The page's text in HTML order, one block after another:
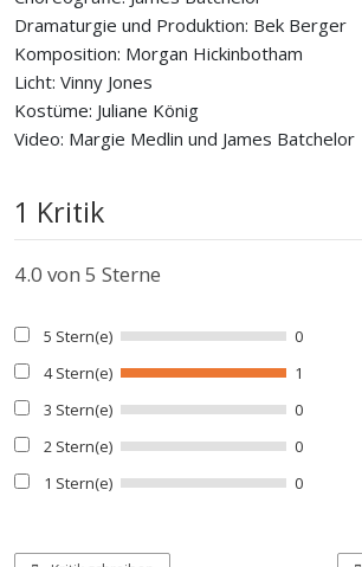
Dramaturgie und Produktion: Bek Berger
Komposition: Morgan Hickinbotham
Licht: Vinny Jones
Kostüme: Juliane König
Video: Margie Medlin und James Batchelor
1 Kritik
4.0 von 5 Sterne
5 Stern(e)
0
4 Stern(e)
1
3 Stern(e)
0
2 Stern(e)
0
1 Stern(e)
0